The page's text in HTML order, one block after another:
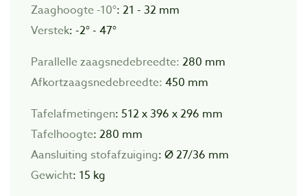
Zaaghoogte -10°: 21 - 32 mm
Verstek: -2° - 47°
Parallelle zaagsnedebreedte: 280 mm
Afkortzaagsnedebreedte: 450 mm
Tafelafmetingen: 512 x 396 x 296 mm
Tafelhoogte: 280 mm
Aansluiting stofafzuiging: Ø 27/36 mm
Gewicht: 15 kg